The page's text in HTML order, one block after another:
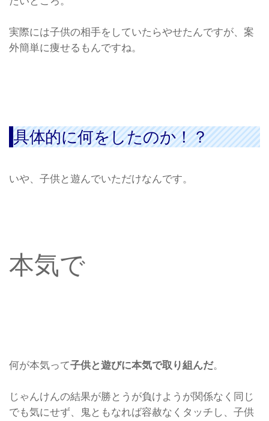
実際には子供の相手をしていたらやせたんですが、案
外簡単に痩せるもんですね。
具体的に何をしたのか！？
いや、子供と遊んでいただけなんです。
本気で
何が本気って子供と遊びに本気で取り組んだ。
じゃんけんの結果が勝とうが負けようが関係なく同じ
でも気にせず、鬼ともなれば容赦なくタッチし、子供